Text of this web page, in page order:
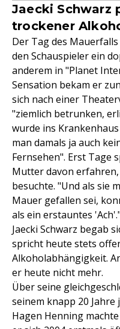
Jaecki Schwarz
trockener
Der Tag des
den Schauspieler ein
anderem in "Planet
Sensation bekam er
sich nach einer
"ziemlich betrunken,
wurde ins
man damals ja auch
Fernsehen". Erst Tage
Mutter davon
besuchte. "Und als sie
Mauer gefallen sei,
als ein erstauntes 'Ach'."
Jaecki Schwarz begab
spricht heute stets
Alkoholabhängigkeit.
er heute nicht mehr.
Über seine
seinem knapp 20
Hagen Henning